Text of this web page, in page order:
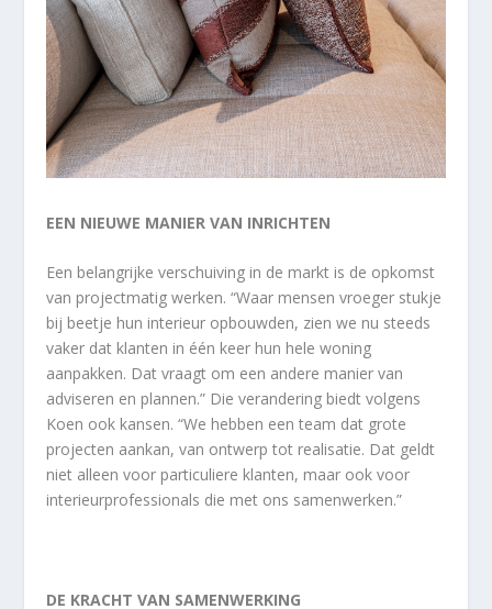
EEN NIEUWE MANIER VAN INRICHTEN
Een belangrijke verschuiving in de markt is de opkomst
van projectmatig werken. “Waar mensen vroeger stukje
bij beetje hun interieur opbouwden, zien we nu steeds
vaker dat klanten in één keer hun hele woning
aanpakken. Dat vraagt om een andere manier van
adviseren en plannen.” Die verandering biedt volgens
Koen ook kansen. “We hebben een team dat grote
projecten aankan, van ontwerp tot realisatie. Dat geldt
niet alleen voor particuliere klanten, maar ook voor
interieurprofessionals die met ons samenwerken.”
DE KRACHT VAN SAMENWERKING